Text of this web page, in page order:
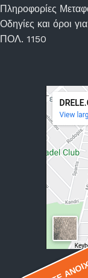
ΕΙΜΑΣΤΕ
ΕΙΜΑΣΤΕ
Πληροφορίες
Οδηγίες και όροι
ΠΟΛ. 1150